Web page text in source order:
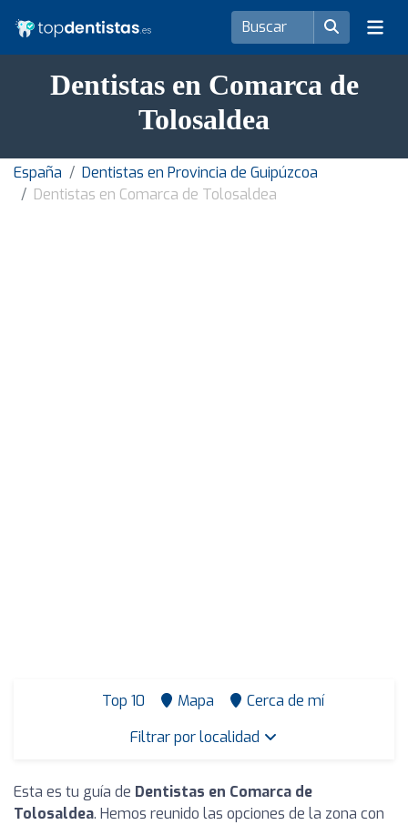
Dentistas en Comarca de
Tolosaldea
España
Dentistas en Provincia de Guipúzcoa
Dentistas en Comarca de Tolosaldea
Top 10 Mapa
Cerca de mí
Filtrar por localidad
Esta es tu guía de Dentistas en Comarca de
Tolosaldea. Hemos reunido las opciones de la zona con